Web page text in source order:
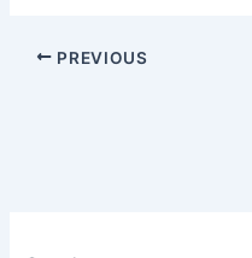
PREVIOUS